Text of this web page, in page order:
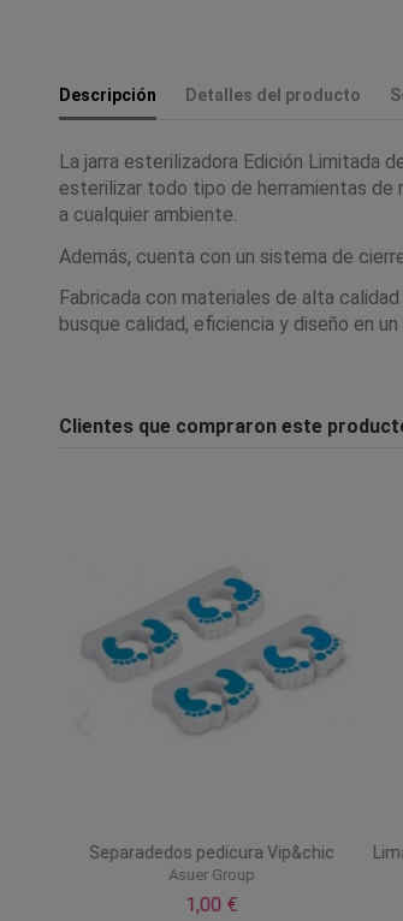
Descripción Detalles del producto
La jarra esterilizadora Edición Limitada
esterilizar todo tipo de herramientas de
a cualquier ambiente.
Además, cuenta con un sistema de
Fabricada con materiales de alta
busque calidad, eficiencia y diseño en
Clientes que compraron este
Separadedos pedicura Vip&chic
Asuer Group
1,00 €